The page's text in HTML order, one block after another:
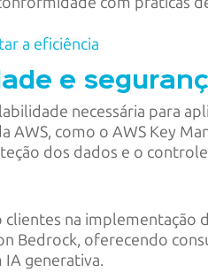
a eficiência
e
necessária para
como o AWS Key
dos dados e o
na implementação
Bedrock, oferecendo
IA generativa.​